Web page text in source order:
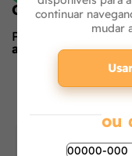
Opiniões de
Produto ainda sem
avaliar
no
O que
continuar
mudar
ou